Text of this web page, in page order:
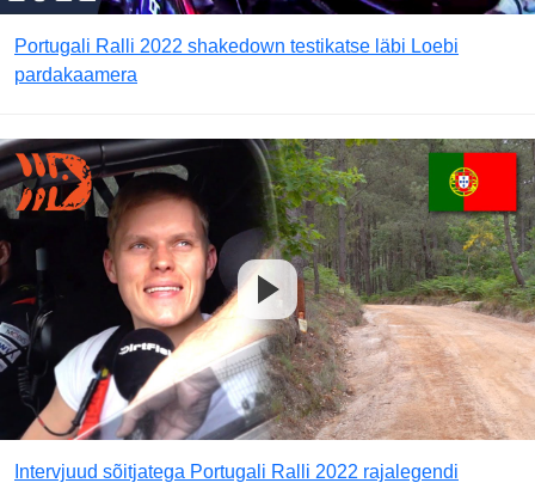
Portugali Ralli 2022 shakedown testikatse läbi Loebi
pardakaamera
Intervjuud sõitjatega Portugali Ralli 2022 rajalegendi